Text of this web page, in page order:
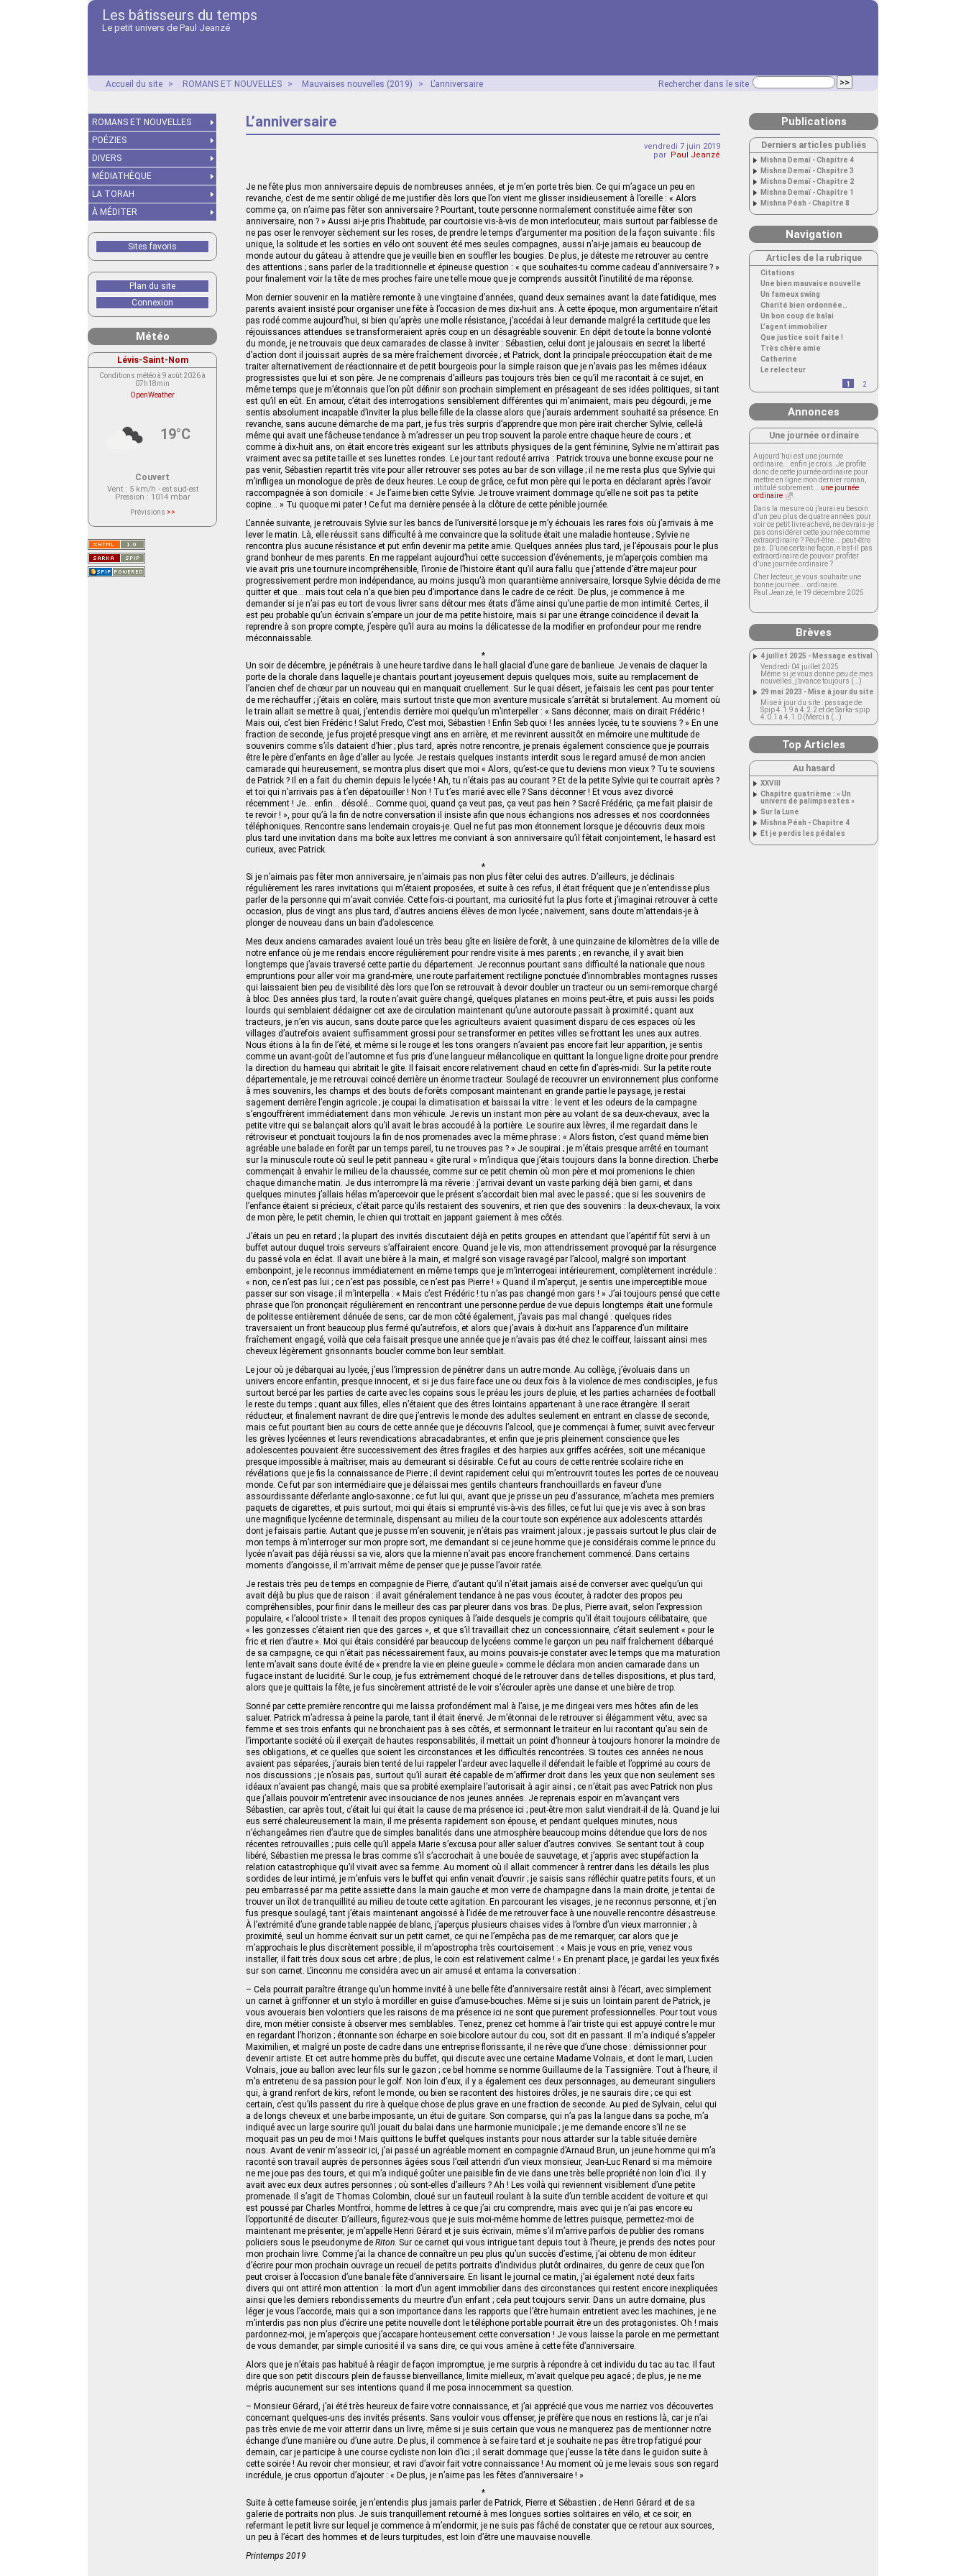
Les bâtisseurs du temps
Le petit univers de Paul Jeanzé
Rechercher dans le site
Accueil du site > ROMANS ET NOUVELLES > Mauvaises nouvelles (2019) > L’anniversaire
L’anniversaire
vendredi 7 juin 2019
par Paul Jeanzé
Je ne fête plus mon anniversaire depuis de nombreuses années, et je m’en porte très bien. Ce qui m’agace un peu en
revanche, c’est de me sentir obligé de me justifier dès lors que l’on vient me glisser insidieusement à l’oreille : « Alors
comme ça, on n’aime pas fêter son anniversaire ? Pourtant, toute personne normalement constituée aime fêter son
anniversaire, non ? » Aussi ai-je pris l’habitude, par courtoisie vis-à-vis de mon interlocuteur, mais surtout par faiblesse de
ne pas oser le renvoyer sèchement sur les roses, de prendre le temps d’argumenter ma position de la façon suivante : fils
unique, la solitude et les sorties en vélo ont souvent été mes seules compagnes, aussi n’ai-je jamais eu beaucoup de
monde autour du gâteau à attendre que je veuille bien en souffler les bougies. De plus, je déteste me retrouver au centre
des attentions ; sans parler de la traditionnelle et épineuse question : « que souhaites-tu comme cadeau d’anniversaire ? »
pour finalement voir la tête de mes proches faire une telle moue que je comprends aussitôt l’inutilité de ma réponse.
Mon dernier souvenir en la matière remonte à une vingtaine d’années, quand deux semaines avant la date fatidique, mes
parents avaient insisté pour organiser une fête à l’occasion de mes dix‑huit ans. À cette époque, mon argumentaire n’était
pas rodé comme aujourd’hui, si bien qu’après une molle résistance, j’accédai à leur demande malgré la certitude que les
réjouissances attendues se transformeraient après coup en un désagréable souvenir. En dépit de toute la bonne volonté
du monde, je ne trouvais que deux camarades de classe à inviter : Sébastien, celui dont je jalousais en secret la liberté
d’action dont il jouissait auprès de sa mère fraîchement divorcée ; et Patrick, dont la principale préoccupation était de me
traiter alternativement de réactionnaire et de petit bourgeois pour la simple raison que je n’avais pas les mêmes idéaux
progressistes que lui et son père. Je ne comprenais d’ailleurs pas toujours très bien ce qu’il me racontait à ce sujet, en
même temps que je m’étonnais que l’on pût définir son prochain simplement en présageant de ses idées politiques, si tant
est qu’il en eût. En amour, c’était des interrogations sensiblement différentes qui m’animaient, mais peu dégourdi, je me
sentis absolument incapable d’inviter la plus belle fille de la classe alors que j’aurais ardemment souhaité sa présence. En
revanche, sans aucune démarche de ma part, je fus très surpris d’apprendre que mon père irait chercher Sylvie, celle-là
même qui avait une fâcheuse tendance à m’adresser un peu trop souvent la parole entre chaque heure de cours ; et
comme à dix‑huit ans, on était encore très exigeant sur les attributs physiques de la gent féminine, Sylvie ne m’attirait pas
vraiment avec sa petite taille et ses lunettes rondes. Le jour tant redouté arriva : Patrick trouva une bonne excuse pour ne
pas venir, Sébastien repartit très vite pour aller retrouver ses potes au bar de son village ; il ne me resta plus que Sylvie qui
m’infligea un monologue de près de deux heures. Le coup de grâce, ce fut mon père qui le porta en déclarant après l’avoir
raccompagnée à son domicile : « Je l’aime bien cette Sylvie. Je trouve vraiment dommage qu’elle ne soit pas ta petite
copine… » Tu quoque mi pater ! Ce fut ma dernière pensée à la clôture de cette pénible journée.
L’année suivante, je retrouvais Sylvie sur les bancs de l’université lorsque je m’y échouais les rares fois où j’arrivais à me
lever le matin. Là, elle réussit sans difficulté à me convaincre que la solitude était une maladie honteuse ; Sylvie ne
rencontra plus aucune résistance et put enfin devenir ma petite amie. Quelques années plus tard, je l’épousais pour le plus
grand bonheur de mes parents. En me rappelant aujourd’hui cette succession d’événements, je m’aperçois combien ma
vie avait pris une tournure incompréhensible, l’ironie de l’histoire étant qu’il aura fallu que j’attende d’être majeur pour
progressivement perdre mon indépendance, au moins jusqu’à mon quarantième anniversaire, lorsque Sylvie décida de me
quitter et que… mais tout cela n’a que bien peu d’importance dans le cadre de ce récit. De plus, je commence à me
demander si je n’ai pas eu tort de vous livrer sans détour mes états d’âme ainsi qu’une partie de mon intimité. Certes, il
est peu probable qu’un écrivain s’empare un jour de ma petite histoire, mais si par une étrange coïncidence il devait la
reprendre à son propre compte, j’espère qu’il aura au moins la délicatesse de la modifier en profondeur pour me rendre
méconnaissable.
*
Un soir de décembre, je pénétrais à une heure tardive dans le hall glacial d’une gare de banlieue. Je venais de claquer la
porte de la chorale dans laquelle je chantais pourtant joyeusement depuis quelques mois, suite au remplacement de
l’ancien chef de chœur par un nouveau qui en manquait cruellement. Sur le quai désert, je faisais les cent pas pour tenter
de me réchauffer ; j’étais en colère, mais surtout triste que mon aventure musicale s’arrêtât si brutalement. Au moment où
le train allait se mettre à quai, j’entendis derrière moi quelqu’un m’interpeller : « Sans déconner, mais on dirait Frédéric !
Mais oui, c’est bien Frédéric ! Salut Fredo, C’est moi, Sébastien ! Enfin Seb quoi ! les années lycée, tu te souviens ? » En une
fraction de seconde, je fus projeté presque vingt ans en arrière, et me revinrent aussitôt en mémoire une multitude de
souvenirs comme s’ils dataient d’hier ; plus tard, après notre rencontre, je prenais également conscience que je pourrais
être le père d’enfants en âge d’aller au lycée. Je restais quelques instants interdit sous le regard amusé de mon ancien
camarade qui heureusement, se montra plus disert que moi « Alors, qu’est-ce que tu deviens mon vieux ? Tu te souviens
de Patrick ? Il en a fait du chemin depuis le lycée ! Ah, tu n’étais pas au courant ? Et de la petite Sylvie qui te courrait après ?
et toi qui n’arrivais pas à t’en dépatouiller ! Non ! Tu t’es marié avec elle ? Sans déconner ! Et vous avez divorcé
récemment ! Je… enfin… désolé… Comme quoi, quand ça veut pas, ça veut pas hein ? Sacré Frédéric, ça me fait plaisir de
te revoir ! », pour qu’à la fin de notre conversation il insiste afin que nous échangions nos adresses et nos coordonnées
téléphoniques. Rencontre sans lendemain croyais-je. Quel ne fut pas mon étonnement lorsque je découvris deux mois
plus tard une invitation dans ma boîte aux lettres me conviant à son anniversaire qu’il fêtait conjointement, le hasard est
curieux, avec Patrick.
*
Si je n’aimais pas fêter mon anniversaire, je n’aimais pas non plus fêter celui des autres. D’ailleurs, je déclinais
régulièrement les rares invitations qui m’étaient proposées, et suite à ces refus, il était fréquent que je n’entendisse plus
parler de la personne qui m’avait conviée. Cette fois‑ci pourtant, ma curiosité fut la plus forte et j’imaginai retrouver à cette
occasion, plus de vingt ans plus tard, d’autres anciens élèves de mon lycée ; naïvement, sans doute m’attendais‑je à
plonger de nouveau dans un bain d’adolescence.
Mes deux anciens camarades avaient loué un très beau gîte en lisière de forêt, à une quinzaine de kilomètres de la ville de
notre enfance où je me rendais encore régulièrement pour rendre visite à mes parents ; en revanche, il y avait bien
longtemps que j’avais traversé cette partie du département. Je reconnus pourtant sans difficulté la nationale que nous
empruntions pour aller voir ma grand‑mère, une route parfaitement rectiligne ponctuée d’innombrables montagnes russes
qui laissaient bien peu de visibilité dès lors que l’on se retrouvait à devoir doubler un tracteur ou un semi‑remorque chargé
à bloc. Des années plus tard, la route n’avait guère changé, quelques platanes en moins peut‑être, et puis aussi les poids
lourds qui semblaient dédaigner cet axe de circulation maintenant qu’une autoroute passait à proximité ; quant aux
tracteurs, je n’en vis aucun, sans doute parce que les agriculteurs avaient quasiment disparu de ces espaces où les
villages d’autrefois avaient suffisamment grossi pour se transformer en petites villes se frottant les unes aux autres.
Nous étions à la fin de l’été, et même si le rouge et les tons orangers n’avaient pas encore fait leur apparition, je sentis
comme un avant-goût de l’automne et fus pris d’une langueur mélancolique en quittant la longue ligne droite pour prendre
la direction du hameau qui abritait le gîte. Il faisait encore relativement chaud en cette fin d’après-midi. Sur la petite route
départementale, je me retrouvai coincé derrière un énorme tracteur. Soulagé de recouvrer un environnement plus conforme
à mes souvenirs, les champs et des bouts de forêts composant maintenant en grande partie le paysage, je restai
sagement derrière l’engin agricole ; je coupai la climatisation et baissai la vitre : le vent et les odeurs de la campagne
s’engouffrèrent immédiatement dans mon véhicule. Je revis un instant mon père au volant de sa deux‑chevaux, avec la
petite vitre qui se balançait alors qu’il avait le bras accoudé à la portière. Le sourire aux lèvres, il me regardait dans le
rétroviseur et ponctuait toujours la fin de nos promenades avec la même phrase : « Alors fiston, c’est quand même bien
agréable une balade en forêt par un temps pareil, tu ne trouves pas ? » Je soupirai ; je m’étais presque arrêté en tournant
sur la minuscule route où seul le petit panneau « gîte rural » m’indiqua que j’étais toujours dans la bonne direction. L’herbe
commençait à envahir le milieu de la chaussée, comme sur ce petit chemin où mon père et moi promenions le chien
chaque dimanche matin. Je dus interrompre là ma rêverie : j’arrivai devant un vaste parking déjà bien garni, et dans
quelques minutes j’allais hélas m’apercevoir que le présent s’accordait bien mal avec le passé ; que si les souvenirs de
l’enfance étaient si précieux, c’était parce qu’ils restaient des souvenirs, et rien que des souvenirs : la deux‑chevaux, la voix
de mon père, le petit chemin, le chien qui trottait en jappant gaiement à mes côtés.
J’étais un peu en retard ; la plupart des invités discutaient déjà en petits groupes en attendant que l’apéritif fût servi à un
buffet autour duquel trois serveurs s’affairaient encore. Quand je le vis, mon attendrissement provoqué par la résurgence
du passé vola en éclat. Il avait une bière à la main, et malgré son visage ravagé par l’alcool, malgré son important
embonpoint, je le reconnus immédiatement en même temps que je m’interrogeai intérieurement, complètement incrédule :
« non, ce n’est pas lui ; ce n’est pas possible, ce n’est pas Pierre ! » Quand il m’aperçut, je sentis une imperceptible moue
passer sur son visage ; il m’interpella : « Mais c’est Frédéric ! tu n’as pas changé mon gars ! » J’ai toujours pensé que cette
phrase que l’on prononçait régulièrement en rencontrant une personne perdue de vue depuis longtemps était une formule
de politesse entièrement dénuée de sens, car de mon côté également, j’avais pas mal changé : quelques rides
traversaient un front beaucoup plus fermé qu’autrefois, et alors que j’avais à dix-huit ans l’apparence d’un militaire
fraîchement engagé, voilà que cela faisait presque une année que je n’avais pas été chez le coiffeur, laissant ainsi mes
cheveux légèrement grisonnants boucler comme bon leur semblait.
Le jour où je débarquai au lycée, j’eus l’impression de pénétrer dans un autre monde. Au collège, j’évoluais dans un
univers encore enfantin, presque innocent, et si je dus faire face une ou deux fois à la violence de mes condisciples, je fus
surtout bercé par les parties de carte avec les copains sous le préau les jours de pluie, et les parties acharnées de football
le reste du temps ; quant aux filles, elles n’étaient que des êtres lointains appartenant à une race étrangère. Il serait
réducteur, et finalement navrant de dire que j’entrevis le monde des adultes seulement en entrant en classe de seconde,
mais ce fut pourtant bien au cours de cette année que je découvris l’alcool, que je commençai à fumer, suivit avec ferveur
les grèves lycéennes et leurs revendications abracadabrantes, et enfin que je pris pleinement conscience que les
adolescentes pouvaient être successivement des êtres fragiles et des harpies aux griffes acérées, soit une mécanique
presque impossible à maîtriser, mais au demeurant si désirable. Ce fut au cours de cette rentrée scolaire riche en
révélations que je fis la connaissance de Pierre ; il devint rapidement celui qui m’entrouvrit toutes les portes de ce nouveau
monde. Ce fut par son intermédiaire que je délaissai mes gentils chanteurs franchouillards en faveur d’une
assourdissante déferlante anglo-saxonne ; ce fut lui qui, avant que je prisse un peu d’assurance, m’acheta mes premiers
paquets de cigarettes, et puis surtout, moi qui étais si emprunté vis-à-vis des filles, ce fut lui que je vis avec à son bras
une magnifique lycéenne de terminale, dispensant au milieu de la cour toute son expérience aux adolescents attardés
dont je faisais partie. Autant que je pusse m’en souvenir, je n’étais pas vraiment jaloux ; je passais surtout le plus clair de
mon temps à m’interroger sur mon propre sort, me demandant si ce jeune homme que je considérais comme le prince du
lycée n’avait pas déjà réussi sa vie, alors que la mienne n’avait pas encore franchement commencé. Dans certains
moments d’angoisse, il m’arrivait même de penser que je pusse l’avoir ratée.
Je restais très peu de temps en compagnie de Pierre, d’autant qu’il n’était jamais aisé de converser avec quelqu’un qui
avait déjà bu plus que de raison : il avait généralement tendance à ne pas vous écouter, à radoter des propos peu
compréhensibles, pour finir dans le meilleur des cas par pleurer dans vos bras. De plus, Pierre avait, selon l’expression
populaire, « l’alcool triste ». Il tenait des propos cyniques à l’aide desquels je compris qu’il était toujours célibataire, que
« les gonzesses c’étaient rien que des garces », et que s’il travaillait chez un concessionnaire, c’était seulement « pour le
fric et rien d’autre ». Moi qui étais considéré par beaucoup de lycéens comme le garçon un peu naïf fraîchement débarqué
de sa campagne, ce qui n’était pas nécessairement faux, au moins pouvais-je constater avec le temps que ma maturation
lente m’avait sans doute évité de « prendre la vie en pleine gueule » comme le déclara mon ancien camarade dans un
fugace instant de lucidité. Sur le coup, je fus extrêmement choqué de le retrouver dans de telles dispositions, et plus tard,
alors que je quittais la fête, je fus sincèrement attristé de le voir s’écrouler après une danse et une bière de trop.
Sonné par cette première rencontre qui me laissa profondément mal à l’aise, je me dirigeai vers mes hôtes afin de les
saluer. Patrick m’adressa à peine la parole, tant il était énervé. Je m’étonnai de le retrouver si élégamment vêtu, avec sa
femme et ses trois enfants qui ne bronchaient pas à ses côtés, et sermonnant le traiteur en lui racontant qu’au sein de
l’importante société où il exerçait de hautes responsabilités, il mettait un point d’honneur à toujours honorer la moindre de
ses obligations, et ce quelles que soient les circonstances et les difficultés rencontrées. Si toutes ces années ne nous
avaient pas séparées, j’aurais bien tenté de lui rappeler l’ardeur avec laquelle il défendait le faible et l’opprimé au cours de
nos discussions ; je n’osais pas, surtout qu’il aurait été capable de m’affirmer droit dans les yeux que non seulement ses
idéaux n’avaient pas changé, mais que sa probité exemplaire l’autorisait à agir ainsi ; ce n’était pas avec Patrick non plus
que j’allais pouvoir m’entretenir avec insouciance de nos jeunes années. Je reprenais espoir en m’avançant vers
Sébastien, car après tout, c’était lui qui était la cause de ma présence ici ; peut-être mon salut viendrait-il de là. Quand je lui
eus serré chaleureusement la main, il me présenta rapidement son épouse, et pendant quelques minutes, nous
n’échangeâmes rien d’autre que de simples banalités dans une atmosphère beaucoup moins détendue que lors de nos
récentes retrouvailles ; puis celle qu’il appela Marie s’excusa pour aller saluer d’autres convives. Se sentant tout à coup
libéré, Sébastien me pressa le bras comme s’il s’accrochait à une bouée de sauvetage, et j’appris avec stupéfaction la
relation catastrophique qu’il vivait avec sa femme. Au moment où il allait commencer à rentrer dans les détails les plus
sordides de leur intimé, je m’enfuis vers le buffet qui enfin venait d’ouvrir ; je saisis sans réfléchir quatre petits fours, et un
peu embarrassé par ma petite assiette dans la main gauche et mon verre de champagne dans la main droite, je tentai de
trouver un îlot de tranquillité au milieu de toute cette agitation. En parcourant les visages, je ne reconnus personne, et j’en
fus presque soulagé, tant j’étais maintenant angoissé à l’idée de me retrouver face à une nouvelle rencontre désastreuse.
À l’extrémité d’une grande table nappée de blanc, j’aperçus plusieurs chaises vides à l’ombre d’un vieux marronnier ; à
proximité, seul un homme écrivait sur un petit carnet, ce qui ne l’empêcha pas de me remarquer, car alors que je
m’approchais le plus discrètement possible, il m’apostropha très courtoisement : « Mais je vous en prie, venez vous
installer, il fait très doux sous cet arbre ; de plus, le coin est relativement calme ! » En prenant place, je gardai les yeux fixés
sur son carnet. L’inconnu me considéra avec un air amusé et entama la conversation :
– Cela pourrait paraître étrange qu’un homme invité à une belle fête d’anniversaire restât ainsi à l’écart, avec simplement
un carnet à griffonner et un stylo à mordiller en guise d’amuse‑bouches. Même si je suis un lointain parent de Patrick, je
vous avouerais bien volontiers que les raisons de ma présence ici ne sont que purement professionnelles. Pour tout vous
dire, mon métier consiste à observer mes semblables. Tenez, prenez cet homme à l’air triste qui est appuyé contre le mur
en regardant l’horizon ; étonnante son écharpe en soie bicolore autour du cou, soit dit en passant. Il m’a indiqué s’appeler
Maximilien, et malgré un poste de cadre dans une entreprise florissante, il ne rêve que d’une chose : démissionner pour
devenir artiste. Et cet autre homme près du buffet, qui discute avec une certaine Madame Volnais, et dont le mari, Lucien
Volnais, joue au ballon avec leur fils sur le gazon ; ce bel homme se nomme Guillaume de la Tassignière. Tout à l’heure, il
m’a entretenu de sa passion pour le golf. Non loin d’eux, il y a également ces deux personnages, au demeurant singuliers
qui, à grand renfort de kirs, refont le monde, ou bien se racontent des histoires drôles, je ne saurais dire ; ce qui est
certain, c’est qu’ils passent du rire à quelque chose de plus grave en une fraction de seconde. Au pied de Sylvain, celui qui
a de longs cheveux et une barbe imposante, un étui de guitare. Son comparse, qui n’a pas la langue dans sa poche, m’a
indiqué avec un large sourire qu’il jouait du balai dans une harmonie municipale ; je me demande encore s’il ne se
moquait pas un peu de moi ! Mais quittons le buffet quelques instants pour nous attarder sur la table située derrière
nous. Avant de venir m’asseoir ici, j’ai passé un agréable moment en compagnie d’Arnaud Brun, un jeune homme qui m’a
raconté son travail auprès de personnes âgées sous l’œil attendri d’un vieux monsieur, Jean-Luc Renard si ma mémoire
ne me joue pas des tours, et qui m’a indiqué goûter une paisible fin de vie dans une très belle propriété non loin d’ici. Il y
avait avec eux deux autres personnes ; où sont‑elles d’ailleurs ? Ah ! Les voilà qui reviennent visiblement d’une petite
promenade. Il s’agit de Thomas Colombin, cloué sur un fauteuil roulant à la suite d’un terrible accident de voiture et qui
est poussé par Charles Montfroi, homme de lettres à ce que j’ai cru comprendre, mais avec qui je n’ai pas encore eu
l’opportunité de discuter. D’ailleurs, figurez‑vous que je suis moi-même homme de lettres puisque, permettez-moi de
maintenant me présenter, je m’appelle Henri Gérard et je suis écrivain, même s’il m’arrive parfois de publier des romans
policiers sous le pseudonyme de Riton. Sur ce carnet qui vous intrigue tant depuis tout à l’heure, je prends des notes pour
mon prochain livre. Comme j’ai la chance de connaître un peu plus qu’un succès d’estime, j’ai obtenu de mon éditeur
d’écrire pour mon prochain ouvrage un recueil de petits portraits d’individus plutôt ordinaires, du genre de ceux que l’on
peut croiser à l’occasion d’une banale fête d’anniversaire. En lisant le journal ce matin, j’ai également noté deux faits
divers qui ont attiré mon attention : la mort d’un agent immobilier dans des circonstances qui restent encore inexpliquées
ainsi que les derniers rebondissements du meurtre d’un enfant ; cela peut toujours servir. Dans un autre domaine, plus
léger je vous l’accorde, mais qui a son importance dans les rapports que l’être humain entretient avec les machines, je ne
m’interdis pas non plus d’écrire une petite nouvelle dont le téléphone portable pourrait être un des protagonistes. Oh ! mais
pardonnez-moi, je m’aperçois que j’accapare honteusement cette conversation ! Je vous laisse la parole en me permettant
de vous demander, par simple curiosité il va sans dire, ce qui vous amène à cette fête d’anniversaire.
Alors que je n’étais pas habitué à réagir de façon impromptue, je me surpris à répondre à cet individu du tac au tac. Il faut
dire que son petit discours plein de fausse bienveillance, limite mielleux, m’avait quelque peu agacé ; de plus, je ne me
mépris aucunement sur ses intentions quand il me posa innocemment sa question.
– Monsieur Gérard, j’ai été très heureux de faire votre connaissance, et j’ai apprécié que vous me narriez vos découvertes
concernant quelques-uns des invités présents. Sans vouloir vous offenser, je préfère que nous en restions là, car je n’ai
pas très envie de me voir atterrir dans un livre, même si je suis certain que vous ne manquerez pas de mentionner notre
échange d’une manière ou d’une autre. De plus, il commence à se faire tard et je souhaite ne pas être trop fatigué pour
demain, car je participe à une course cycliste non loin d’ici ; il serait dommage que j’eusse la tête dans le guidon suite à
cette soirée ! Au revoir cher monsieur, et ravi d’avoir fait votre connaissance ! Au moment où je me levais sous son regard
incrédule, je crus opportun d’ajouter : « De plus, je n’aime pas les fêtes d’anniversaire ! »
*
Suite à cette fameuse soirée, je n’entendis plus jamais parler de Patrick, Pierre et Sébastien ; de Henri Gérard et de sa
galerie de portraits non plus. Je suis tranquillement retourné à mes longues sorties solitaires en vélo, et ce soir, en
refermant le petit livre sur lequel je commence à m’endormir, je ne suis pas fâché de constater que ce retour aux sources,
un peu à l’écart des hommes et de leurs turpitudes, est loin d’être une mauvaise nouvelle.
Printemps 2019
ROMANS ET NOUVELLES
POÉZIES
DIVERS
MÉDIATHÈQUE
LA TORAH
À MÉDITER
Sites favoris
Plan du site
Connexion
Météo
Lévis-Saint-Nom
Conditions météo à 9 août 2026 à
07h18min
OpenWeather
19°C
Couvert
Vent: 5 km/h - est sud-est
Pression : 1014 mbar
Prévisions >>
actuellement aucune prévision
Saint-Nom.
Veuillez consulter le message du
service ci-dessous.
(401 - Invalid API key. Please see
https://openweathermap.org/faq#error401
Publications
Derniers articles publiés
Mishna Demaï - Chapitre 4
Mishna Demaï - Chapitre 3
Mishna Demaï - Chapitre 2
Mishna Demaï - Chapitre 1
Mishna Péah - Chapitre 8
Navigation
Articles de la rubrique
Citations
Une bien mauvaise nouvelle
Un fameux swing
Charité bien ordonnée…
Un bon coup de balai
L’agent immobilier
Que justice soit faite !
Très chère amie
Catherine
Le relecteur
1
2
Annonces
Une journée ordinaire
Aujourd’hui est une journée
ordinaire... enfin je crois. Je profite
donc de cette journée ordinaire pour
mettre en ligne mon dernier roman,
intitulé sobrement... une journée
ordinaire
Dans la mesure où j’aurai eu besoin
d’un peu plus de quatre années pour
voir ce petit livre achevé, ne devrais-je
pas considérer cette journée comme
extraordinaire ? Peut-être... peut-être
pas. D’une certaine façon, n’est-il pas
extraordinaire de pouvoir profiter
d’une journée ordinaire ?
Cher lecteur, je vous souhaite une
bonne journée... ordinaire.
Paul Jeanzé, le 19 décembre 2025
Brèves
4 juillet 2025 - Message estival
Vendredi 04 juillet 2025
Même si je vous donne peu de mes
nouvelles, j’avance toujours (…)
29 mai 2023 - Mise à jour du site
Mise à jour du site : passage de
Spip 4.1.9 à 4.2.2 et de Sarka-spip
4.0.1 à 4.1.0 (Merci à (…)
Top Articles
Au hasard
XXVIII
Chapitre quatrième : « Un
univers de palimpsestes »
Sur la Lune
Mishna Péah - Chapitre 4
Et je perdis les pédales